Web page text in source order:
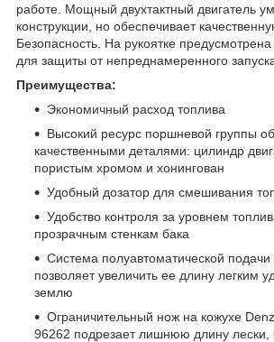
работе. Мощный двухтактный двигатель
конструкции, но обеспечивает
Безопасность. На рукоятке предусмотрена
для защиты от непреднамеренного
Преимущества:
Экономичный расход топлива
Высокий ресурс поршневой группы
качественными деталями: цилиндр
пористым хромом и хонингован
Удобный дозатор для смешивания
Удобство контроля за уровнем
прозрачным стенкам бака
Система полуавтоматической подачи
позволяет увеличить ее длину легким
землю
Ограничительный нож на кожухе
96262 подрезает лишнюю длину лески,